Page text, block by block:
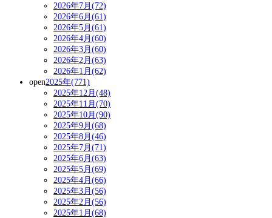
2026年7月(72)
2026年6月(61)
2026年5月(61)
2026年4月(60)
2026年3月(60)
2026年2月(63)
2026年1月(62)
open2025年(771)
2025年12月(48)
2025年11月(70)
2025年10月(90)
2025年9月(68)
2025年8月(46)
2025年7月(71)
2025年6月(63)
2025年5月(69)
2025年4月(66)
2025年3月(56)
2025年2月(56)
2025年1月(68)